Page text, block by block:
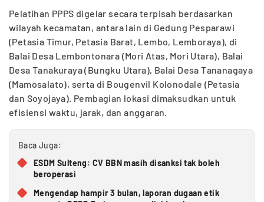
Pelatihan PPPS digelar secara terpisah berdasarkan
wilayah kecamatan, antara lain di Gedung Pesparawi
(Petasia Timur, Petasia Barat, Lembo, Lemboraya), di
Balai Desa Lembontonara (Mori Atas, Mori Utara), Balai
Desa Tanakuraya (Bungku Utara), Balai Desa Tananagaya
(Mamosalato), serta di Bougenvil Kolonodale (Petasia
dan Soyojaya). Pembagian lokasi dimaksudkan untuk
efisiensi waktu, jarak, dan anggaran.
Baca Juga:
ESDM Sulteng: CV BBN masih disanksi tak boleh
beroperasi
Mengendap hampir 3 bulan, laporan dugaan etik